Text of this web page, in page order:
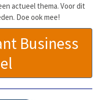
actueel thema. Voor dit
Doe ook mee!
Business